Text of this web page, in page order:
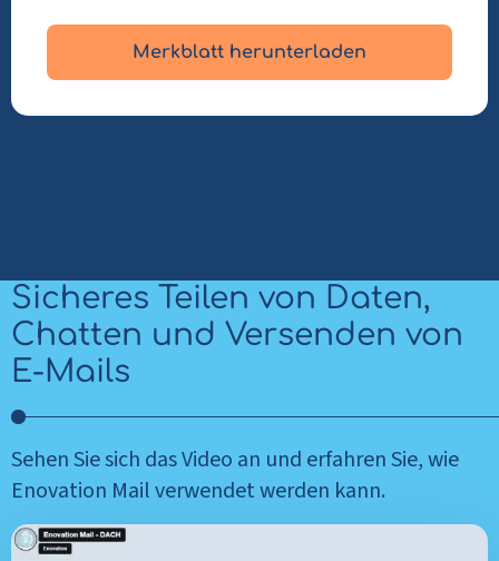
Merkblatt herunterladen
Sicheres Teilen von Daten,
Chatten und Versenden von
E-Mails
Sehen Sie sich das Video an und erfahren Sie, wie
Enovation Mail verwendet werden kann.